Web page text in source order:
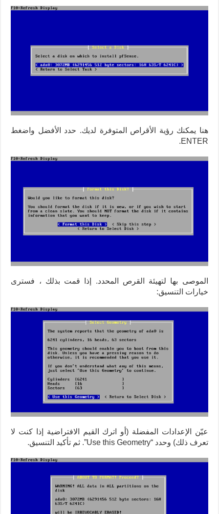
هنا يمكنك رؤية الأقراص المتوفرة لديك. حدد الأفضل واضغط
ENTER.
الموصى بها لتهيئة القرص المحدد. إذا قمت بذلك ، فسترى
خيارات التنسيق:
عيّن الإعدادات المفضلة (أو اترك القيم الافتراضية إذا كنت لا
تعرف ذلك) وحدد “Use this Geometry”. ثم تأكيد التنسيق.